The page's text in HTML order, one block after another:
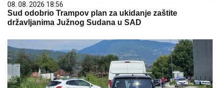
08. 08. 2026 18:56
Sud odobrio Trampov plan za ukidanje zaštite
državljanima Južnog Sudana u SAD